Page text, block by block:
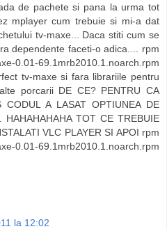
de pachete si pana la urma tot
mplayer cum trebuie si mi-a dat
tv-maxe... Daca stiti cum se
dependente faceti-o adica.... rpm
69.1mrb2010.1.noarch.rpm
tv-maxe si fara librariile pentru
porcarii DE CE? PENTRU CA
CODUL A LASAT OPTIUNEA DE
HAHAHAHAHA TOT CE TREBUIE
VLC PLAYER SI APOI rpm
69.1mrb2010.1.noarch.rpm
la 12:02